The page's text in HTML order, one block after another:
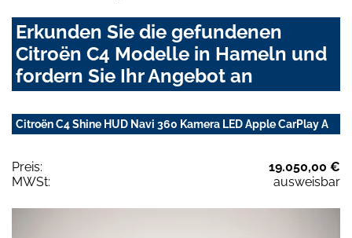
Erkunden Sie die gefundenen
Citroën C4 Modelle in Hameln und
fordern Sie Ihr Angebot an
Citroën C4 Shine HUD Navi 360 Kamera LED Apple CarPlay A
Preis:
19.050,00 €
MWSt:
ausweisbar